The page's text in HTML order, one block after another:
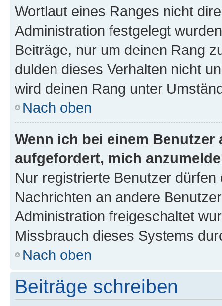
Wortlaut eines Ranges nicht
Administration festgelegt
Beiträge, nur um deinen Rang
dulden dieses Verhalten nicht
wird deinen Rang unter
Nach oben
Wenn ich bei einem
aufgefordert, mich
Nur registrierte Benutzer
Nachrichten an andere
Administration freigeschaltet
Missbrauch dieses Systems
Nach oben
Beiträge schreiben